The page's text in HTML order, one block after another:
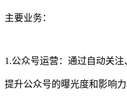
主要业务：
1.公众号运营：通过自动关注
提升公众号的曝光度和影响力